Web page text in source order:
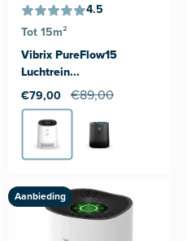
4.5
Tot 15m²
Vibrix PureFlow15
Luchtrein...
€79,00 €89,00
Aanbieding